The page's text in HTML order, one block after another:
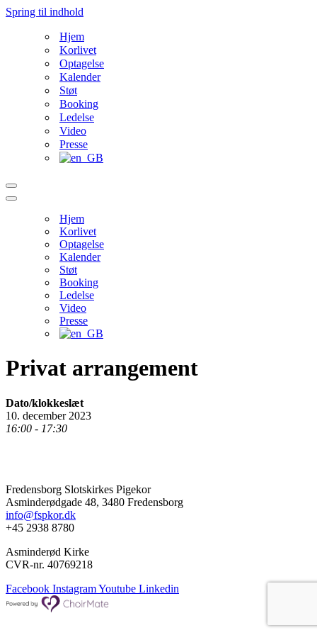
Spring til indhold
Hjem
Korlivet
Optagelse
Kalender
Støt
Booking
Ledelse
Video
Presse
Navigation
menu
Navigation
Hjem
Korlivet
Optagelse
Kalender
Støt
Booking
Ledelse
Video
Presse
Privat arrangement
Dato/klokkeslæt
10. december 2023
16:00 - 17:30
Fredensborg Slotskirkes Pigekor
Asminderødgade 48, 3480 Fredensborg
info@fspkor.dk
+45 2938 8780
Asminderød Kirke
CVR-nr. 40769218
Facebook InstagramYoutube Linkedin